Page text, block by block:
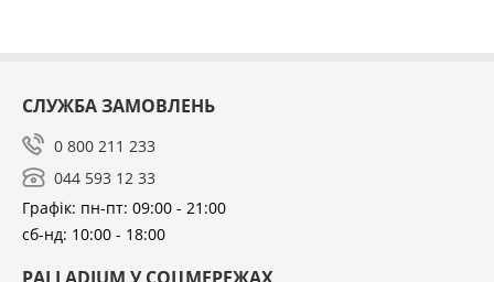
СЛУЖБА ЗАМОВЛЕНЬ
0 800 211 233
044 593 12 33
Графік: пн-пт: 09:00 - 21:00
сб-нд: 10:00 - 18:00